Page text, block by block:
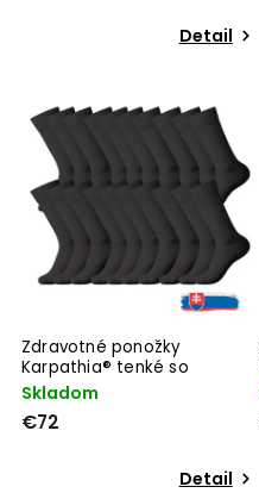
Detail
Zdravotné ponožky
Karpathia® tenké so
striebrom 20 párov
Skladom
€72
Detail